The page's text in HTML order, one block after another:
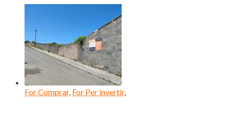
For Comprar, For Per invertir,